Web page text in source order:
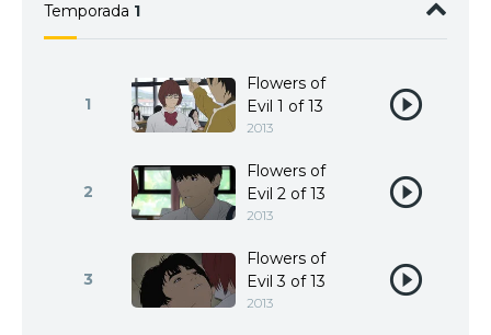
Temporada 1
1
Flowers of
Evil 1 of 13
2013
2
Flowers of
Evil 2 of 13
2013
3
Flowers of
Evil 3 of 13
2013